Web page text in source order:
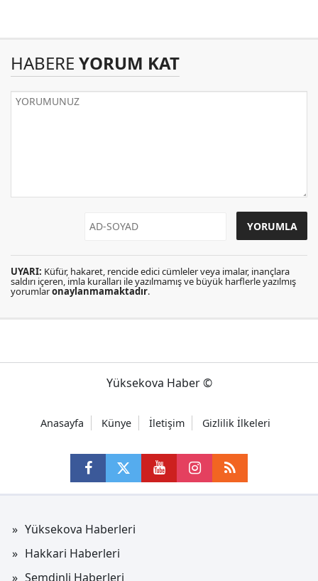
HABERE YORUM KAT
UYARI: Küfür, hakaret, rencide edici cümleler veya imalar, inançlara
saldırı içeren, imla kuralları ile yazılmamış ve büyük harflerle yazılmış
yorumlaronaylanmamaktadır.
Yüksekova Haber ©
Anasayfa Künye İletişim Gizlilik İlkeleri
Yüksekova Haberleri
Hakkari Haberleri
Şemdinli Haberleri